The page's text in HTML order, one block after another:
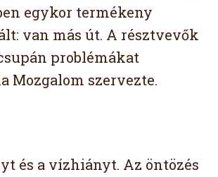
egykor termékeny
van más út. A résztvevők
problémákat
Mozgalom szervezte.
és a vízhiányt. Az öntözés